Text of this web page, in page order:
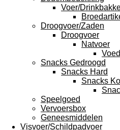
Voer/
Droogvoer/Zaden
Droogvoer
Natvoer
Snacks Gedroogd
Snacks Hard
Snacks
Speelgoed
Vervoersbox
Geneesmiddelen
Visvoer/Schildpadvoer